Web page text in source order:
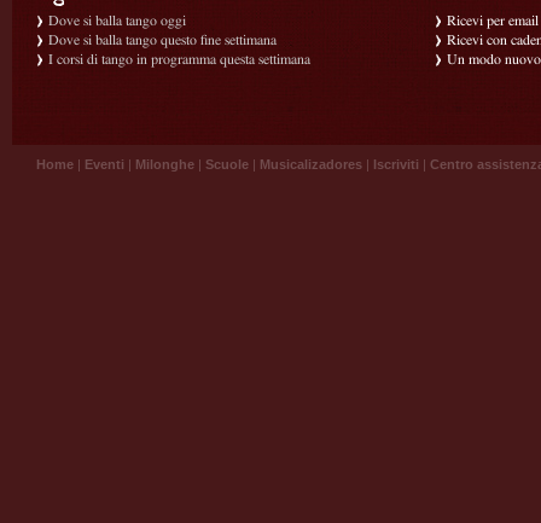
Dove si balla tango oggi
Dove si balla tango questo fine settimana
I corsi di tango in programma questa settimana
Ricevi per
Ricevi con
Un modo
Home | Eventi | Milonghe | Scuole | Musicalizadores | Iscriviti | Centro